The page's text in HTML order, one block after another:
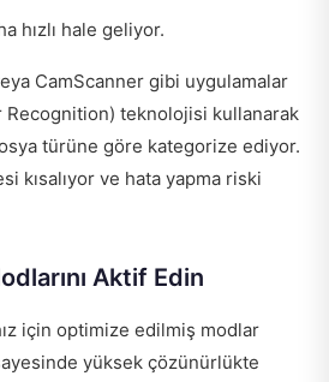
hızlı hale geliyor.
CamScanner gibi uygulamalar
Recognition) teknolojisi kullanarak
türüne göre kategorize ediyor.
kısalıyor ve hata yapma riski
Aktif Edin
için optimize edilmiş modlar
yüksek çözünürlükte